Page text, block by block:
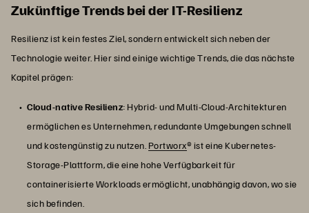
Zukünftige Trends bei der IT-Resilienz
Resilienz ist kein festes Ziel, sondern entwickelt sich neben der
Technologie weiter. Hier sind einige wichtige Trends, die das nächste
Kapitel prägen:
Cloud-native Resilienz: Hybrid- und Multi-Cloud-Architekturen
ermöglichen es Unternehmen, redundante Umgebungen schnell
und kostengünstig zu nutzen.Portworx® ist eine Kubernetes-
Storage-Plattform, die eine hohe Verfügbarkeit für
containerisierte Workloads ermöglicht, unabhängig davon, wo sie
sich befinden.